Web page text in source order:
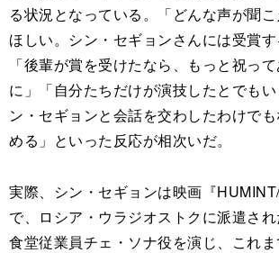
る状況となっている。「どんな声が聞
ほしい。シン・セギョンさんには受賞す
「後輩が賞を受けたなら、もっと祝っ
に」「自分たちだけが演技したとでも
ン・セギョンと会話を交わしたわけで
める」といった反応が相次いだ。
実際、シン・セギョンは映画『
で、ロシア・ウラジオストクに派遣さ
食堂従業員チェ・ソナ役を演じ、これ